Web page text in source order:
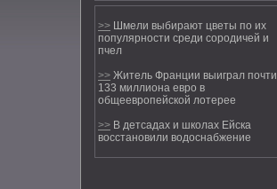
>> Шмели выбирают цветы по их
популярности среди сородичей и
пчел
>> Житель Франции выиграл почти
133 миллиона евро в
общеевропейской лотерее
>> В детсадах и школах Ейска
восстановили водоснабжение